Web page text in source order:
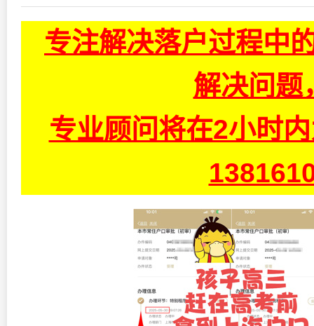
专注解决落户过程中
解决问题
专业顾问将在2小时